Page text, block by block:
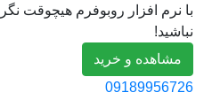
با نرم افزار روبوفرم هیچوقت
نباشید!
مشاهده و خرید
09189956726